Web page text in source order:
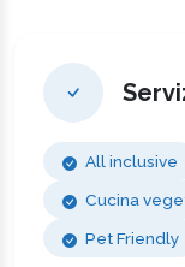
All inclusive
Cucina
Pet Friendly